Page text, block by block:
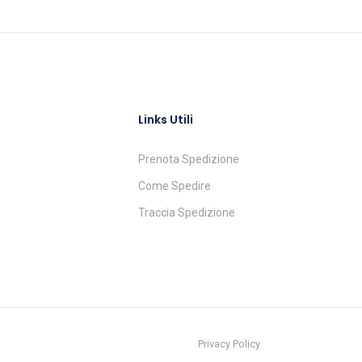
Links Utili
Prenota Spedizione
Come Spedire
Traccia Spedizione
Privacy Policy